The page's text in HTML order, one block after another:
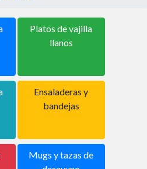
Platos de vajilla
llanos
Ensaladeras y
bandejas
Mugs y tazas de